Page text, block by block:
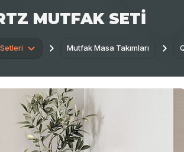
MUTFAK SETI
Mutfak Masa Takımları